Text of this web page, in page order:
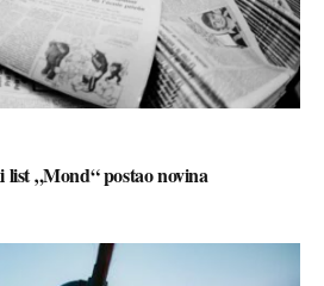
„Mond“ postao novina